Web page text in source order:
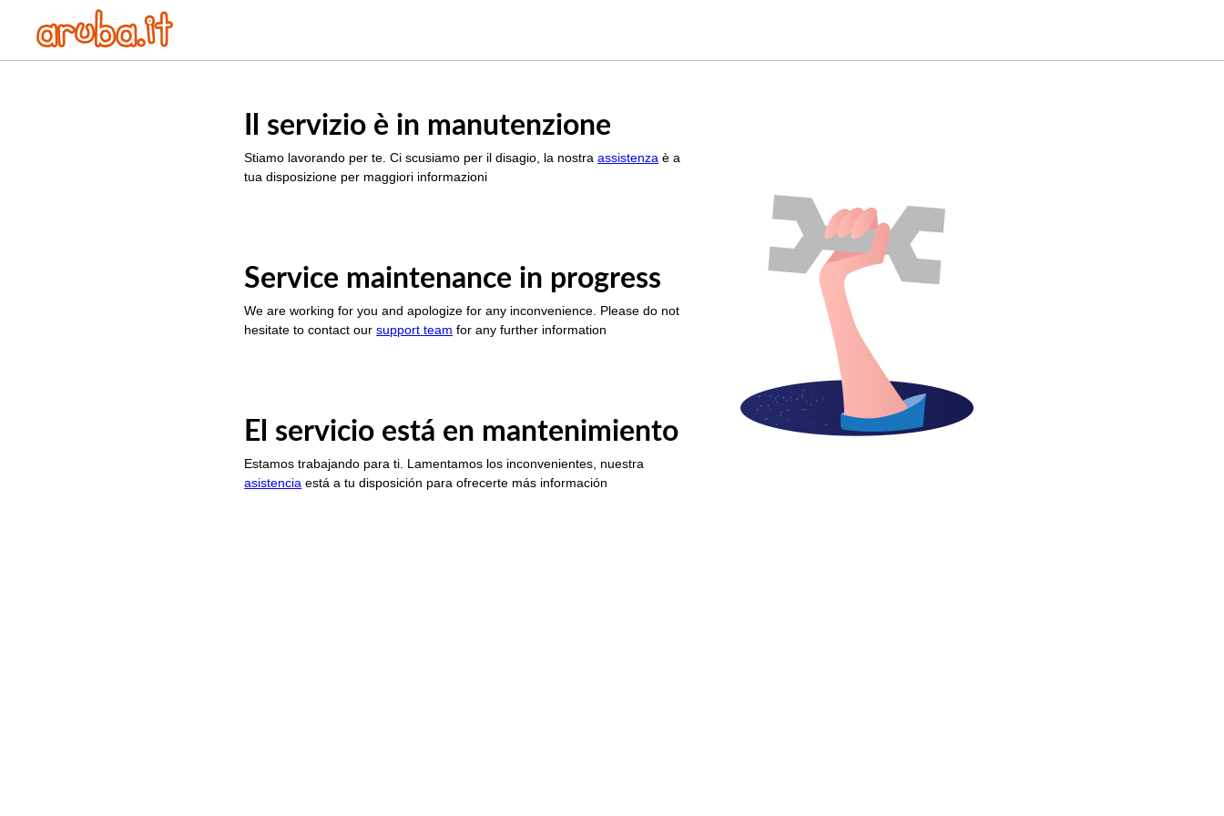
Il servizio è in manutenzione
Stiamo lavorando per te. Ci scusiamo per il disagio, la nostraassistenza è a
tua disposizione per maggiori informazioni
Service maintenance in progress
We are working for you and apologize for any inconvenience. Please do not
hesitate to contact oursupport team for any further information
El servicio está en mantenimiento
Estamos trabajando para ti. Lamentamos los inconvenientes, nuestra
asistencia está a tu disposición para ofrecerte más información